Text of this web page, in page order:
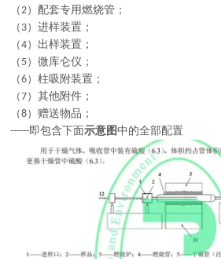
（2）配套专用燃烧管；
（ 3）进样装置；
（4）出样装置；
（ 5）微库仑仪；
（6）柱吸附装置；
（7）其他附件；
（8）赠送物品；
------即包含下面示意图中的全部配置